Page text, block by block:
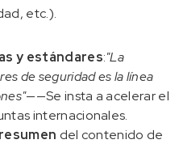
etc.).
y estándares:"La
de seguridad es la línea
——Se insta a acelerar el
internacionales.
resumen del contenido de